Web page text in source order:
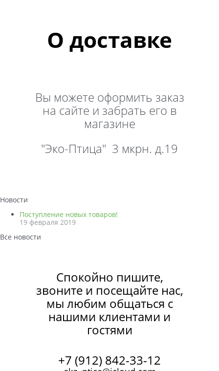
О доставке
Вы можете оформить заказ
на сайте и забрать его в
магазине
"Эко-Птица" 3 мкрн. д.19
Новости
Поступление новых товаров!
19 февраля 2019
Все новости
Спокойно пишите,
звоните и посещайте нас,
мы любим общаться с
нашими клиентами и
гостями
+7 (912) 842-33-12